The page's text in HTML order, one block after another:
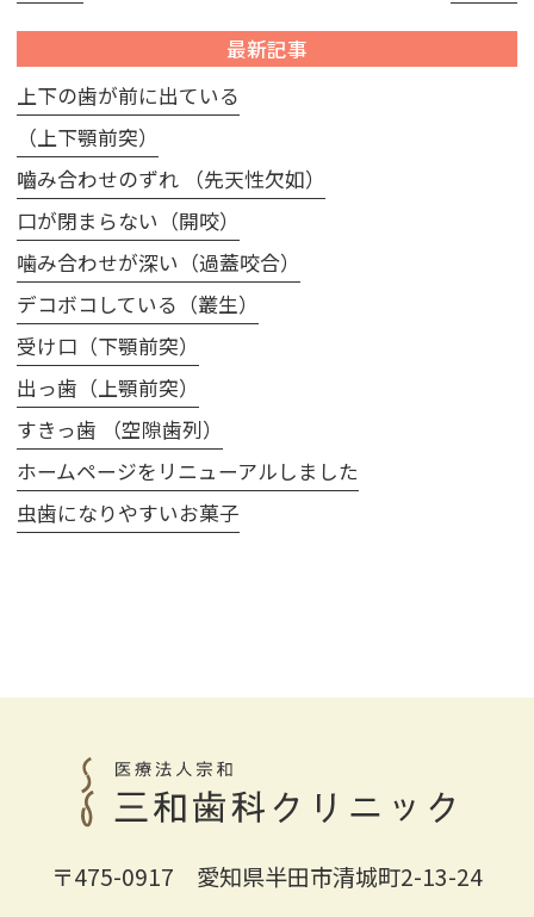
最新記事
上下の歯が前に出ている
（上下顎前突）
嚙み合わせのずれ （先天性欠如）
口が閉まらない（開咬）
噛み合わせが深い（過蓋咬合）
デコボコしている（叢生）
受け口（下顎前突）
出っ歯（上顎前突）
すきっ歯 （空隙歯列）
ホームページをリニューアルしました
虫歯になりやすいお菓子
〒475-0917 愛知県半田市清城町2-13-24